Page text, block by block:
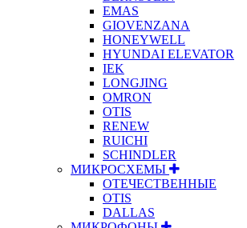
EMAS
GIOVENZANA
HONEYWELL
HYUNDAI ELEVATOR
IEK
LONGJING
OMRON
OTIS
RENEW
RUICHI
SCHINDLER
МИКРОСХЕМЫ
ОТЕЧЕСТВЕННЫЕ
OTIS
DALLAS